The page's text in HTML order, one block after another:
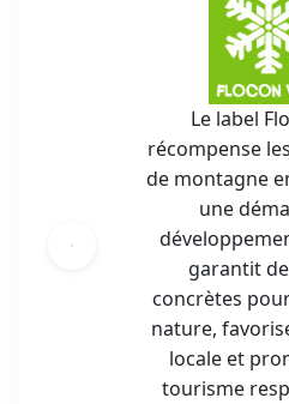
Le label
récompense
de montagne
une
garantit
concrètes
nature,
locale et
tourisme